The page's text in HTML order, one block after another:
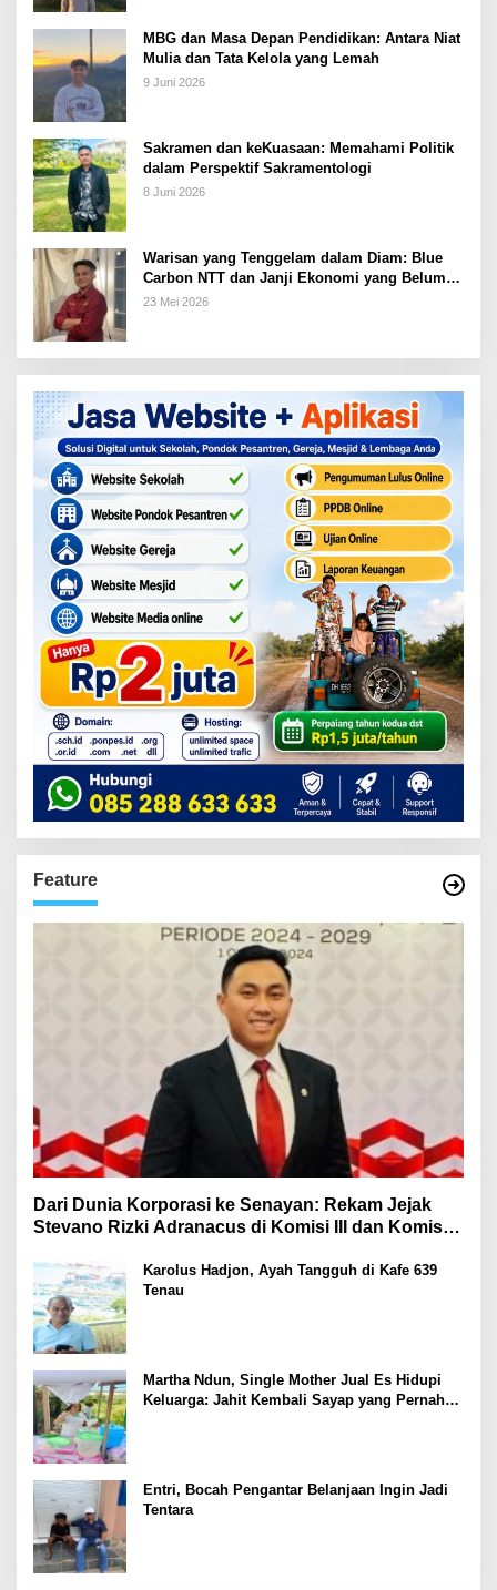
MBG dan Masa Depan Pendidikan: Antara Niat
Mulia dan Tata Kelola yang Lemah
9 Juni 2026
Sakramen dan keKuasaan: Memahami Politik
dalam Perspektif Sakramentologi
8 Juni 2026
Warisan yang Tenggelam dalam Diam: Blue
Carbon NTT dan Janji Ekonomi yang Belum
Ditunaikan
23 Mei 2026
Feature
Dari Dunia Korporasi ke Senayan: Rekam Jejak
Stevano Rizki Adranacus di Komisi III dan Komisi X
Karolus Hadjon, Ayah Tangguh di Kafe 639
Tenau
Martha Ndun, Single Mother Jual Es Hidupi
Keluarga: Jahit Kembali Sayap yang Pernah
Entri, Bocah Pengantar Belanjaan Ingin Jadi
Tentara